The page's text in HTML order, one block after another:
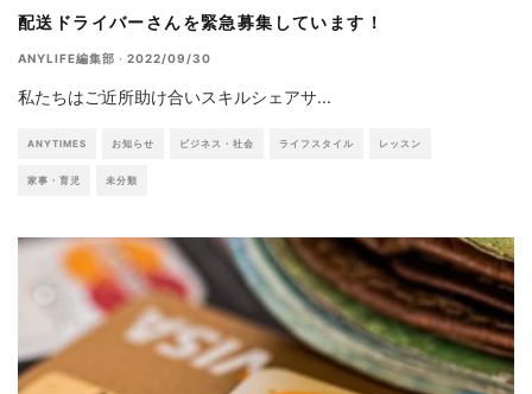
配送ドライバーさんを緊急募集しています！
ANYLIFE編集部 · 2022/09/30
私たちはご近所助け合いスキルシェアサ...
ANYTIMES お知らせ ビジネス・社会 ライフスタイル レッスン
家事・育児 未分類